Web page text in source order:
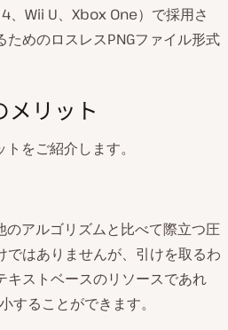
、Wii U、Xbox One）で採用さ
めのロスレスPNGファイル形式
メリット
をご紹介します。
のアルゴリズムと比べて際立つ圧
ではありませんが、引けを取るわ
キストベースのリソースであれ
することができます。